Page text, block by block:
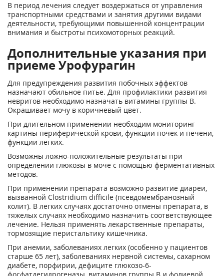
В период лечения следует воздержаться от управления
транспортными средствами и занятия другими видами
деятельности, требующими повышенной концентрации
внимания и быстроты психомоторных реакций.
Дополнительные указания при
приеме Урофурагин
Для предупреждения развития побочных эффектов
назначают обильное питье. Для профилактики развития
невритов необходимо назначать витамины группы В.
Окрашивает мочу в коричневый цвет.
При длительном применении необходим мониторинг
картины периферической крови, функции почек и печени,
функции легких.
Возможны ложно-положительные результаты при
определении глюкозы в моче с помощью ферментативных
методов.
При применении препарата возможно развитие диареи,
вызванной Clostridium difficile (псевдомембранозный
колит). В легких случаях достаточно отмены препарата, в
тяжелых случаях необходимо назначить соответствующее
лечение. Нельзя применять лекарственные препараты,
тормозящие перистальтику кишечника.
При анемии, заболеваниях легких (особенно у пациентов
старше 65 лет), заболеваниях нервной системы, сахарном
диабете, порфирии, дефиците глюкозо-6-